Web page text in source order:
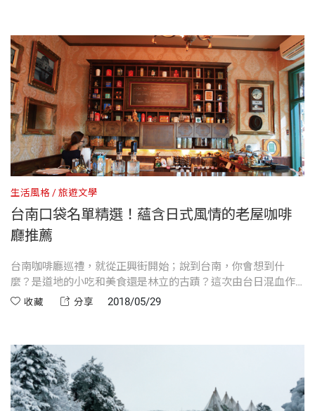
生活風格 旅遊文學
台南口袋名單精選！蘊含日式風情的老屋咖啡
廳推薦
台南咖啡廳巡禮，就從正興街開始；說到台南，你會想到什
麼？是道地的小吃和美食還是林立的古蹟？這次由台日混血作
家一青妙領軍，帶我們探訪三間別具特色的老屋咖啡廳，透過
收藏 分享 2018/05/29